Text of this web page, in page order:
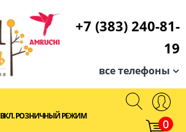
+7 (383) 240-81-
19
все телефоны
ВКЛ. РОЗНИЧНЫЙ РЕЖИМ
0